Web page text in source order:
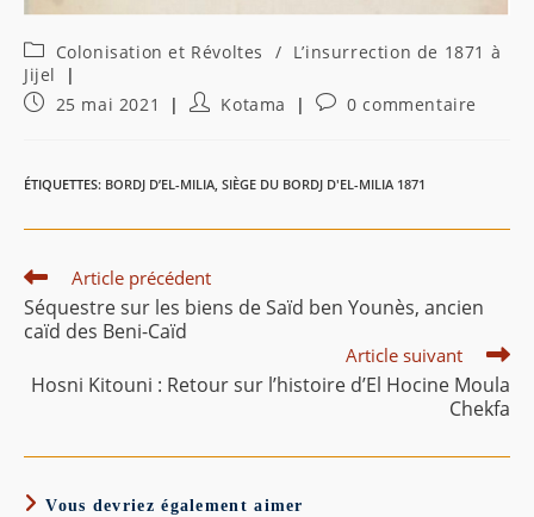
Post
category:
Colonisation et Révoltes / L’insurrection de 1871 à
Jijel
Publication
25 mai 2021
Auteur/autrice
Kotama
Commentaires
0 commentaire
ÉTIQUETTES: BORDJ D’EL-MILIA, SIÈGE DU BORDJ D'EL-MILIA 1871
Read
more
articles
Article précédent
Séquestre sur les biens de Saïd ben Younès, ancien
caïd des Beni-Caïd
Article suivant
Hosni Kitouni : Retour sur l’histoire d’El Hocine Moula
Chekfa
Vous devriez également aimer